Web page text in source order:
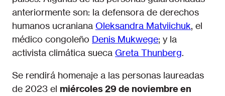
anteriormente son: la defensora de derechos
humanos ucraniana Oleksandra Matviichuk, el
médico congoleño Denis Mukwege; y la
activista climática sueca Greta Thunberg.
Se rendirá homenaje a las personas laureadas
de 2023 el miércoles 29 de noviembre en